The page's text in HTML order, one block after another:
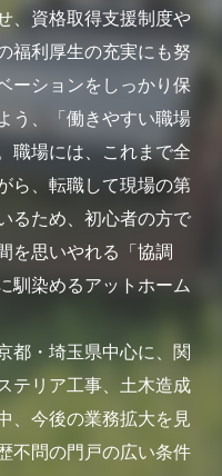
、資格取得支援制度や
福利厚生の充実にも努
ーションをしっかり保
う、「働きやすい職場
職場には、これまで全
ら、転職して現場の第
るため、初心者の方で
を思いやれる「協調
馴染めるアットホーム
都・埼玉県中心に、関
ステリア工事、土木造成
、今後の業務拡大を見
不問の門戸の広い条件